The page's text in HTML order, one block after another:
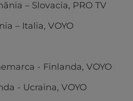
– Slovacia, PRO TV
– Italia, VOYO
- Finlanda, VOYO
- Ucraina, VOYO